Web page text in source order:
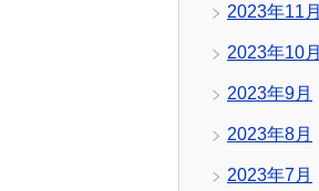
2023年11月
2023年10月
2023年9月
2023年8月
2023年7月